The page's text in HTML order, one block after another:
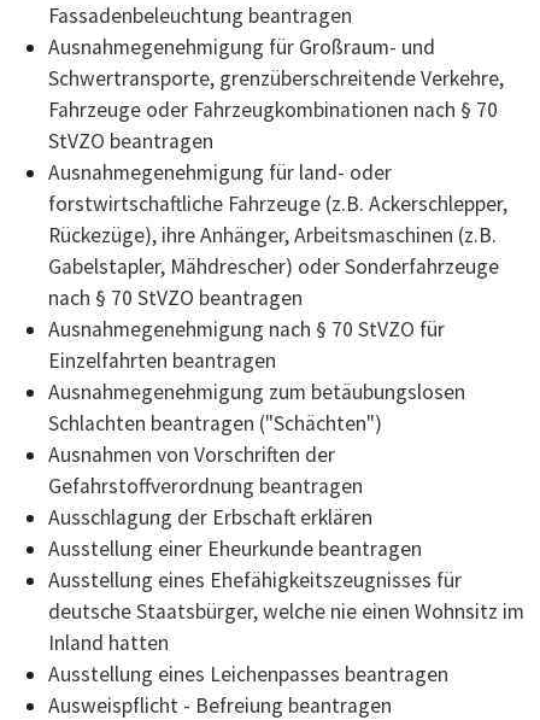
Fassadenbeleuchtung beantragen
Ausnahmegenehmigung für Großraum- und
Schwertransporte, grenzüberschreitende Verkehre,
Fahrzeuge oder Fahrzeugkombinationen nach § 70
StVZO beantragen
Ausnahmegenehmigung für land- oder
forstwirtschaftliche Fahrzeuge (z.B. Ackerschlepper,
Rückezüge), ihre Anhänger, Arbeitsmaschinen (z.B.
Gabelstapler, Mähdrescher) oder Sonderfahrzeuge
nach § 70 StVZO beantragen
Ausnahmegenehmigung nach § 70 StVZO für
Einzelfahrten beantragen
Ausnahmegenehmigung zum betäubungslosen
Schlachten beantragen ("Schächten")
Ausnahmen von Vorschriften der
Gefahrstoffverordnung beantragen
Ausschlagung der Erbschaft erklären
Ausstellung einer Eheurkunde beantragen
Ausstellung eines Ehefähigkeitszeugnisses für
deutsche Staatsbürger, welche nie einen Wohnsitz im
Inland hatten
Ausstellung eines Leichenpasses beantragen
Ausweispflicht - Befreiung beantragen